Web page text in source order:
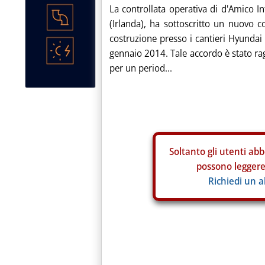
La controllata operativa di d'Amico
(Irlanda), ha sottoscritto un nuovo
costruzione presso i cantieri
gennaio 2014. Tale accordo è stato
per un period...
Soltanto gli utenti
possono
Richiedi un